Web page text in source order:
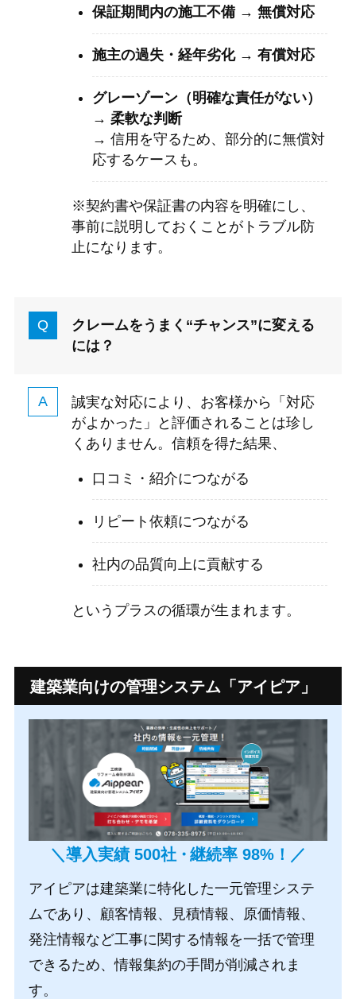
保証期間内の施工不備 → 無償対応
施主の過失・経年劣化 → 有償対応
グレーゾーン（明確な責任がない）
→ 柔軟な判断
→ 信用を守るため、部分的に無償対
応するケースも。
※契約書や保証書の内容を明確にし、
事前に説明しておくことがトラブル防
止になります。
クレームをうまく“チャンス”に変える
には？
誠実な対応により、お客様から「対応
がよかった」と評価されることは珍し
くありません。信頼を得た結果、
口コミ・紹介につながる
リピート依頼につながる
社内の品質向上に貢献する
というプラスの循環が生まれます。
建築業向けの管理システム 「アイピア」
＼導入実績 500社・継続率 98%！／
アイピアは建築業に特化した一元管理システ
ムであり、顧客情報、見積情報、原価情報、
発注情報など工事に関する情報を一括で管理
できるため、情報集約の手間が削減されま
す。